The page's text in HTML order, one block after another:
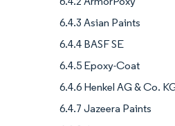
6.4.3 Asian Paints
6.4.4 BASF SE
6.4.5 Epoxy-Coat
6.4.6 Henkel AG & Co.
6.4.7 Jazeera Paints